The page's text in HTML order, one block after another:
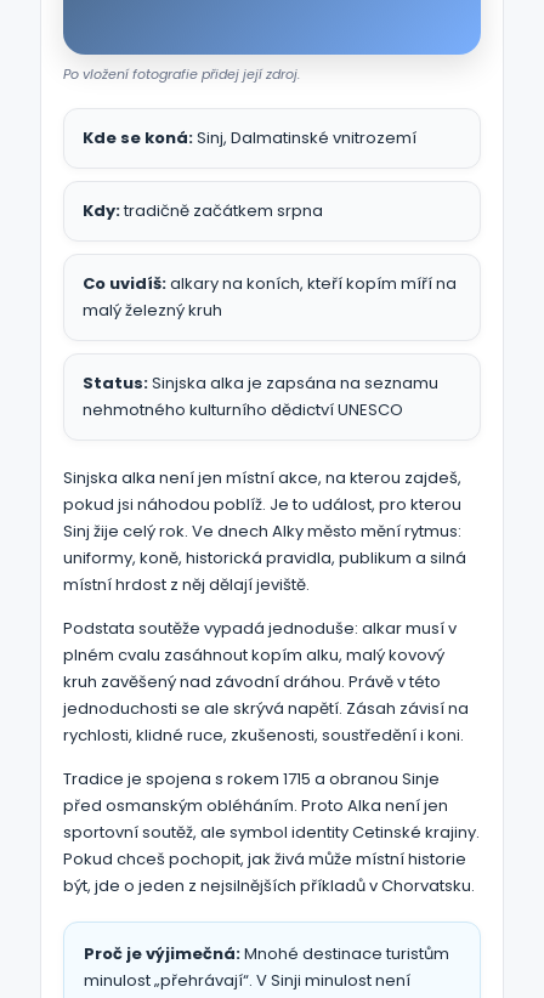
Po vložení fotografie přidej její zdroj.
Kde se koná:Sinj, Dalmatinské vnitrozemí
Kdy:tradičně začátkem srpna
Co uvidíš:alkary na koních, kteří kopím míří na
malý železný kruh
Status:Sinjska alka je zapsána na seznamu
nehmotného kulturního dědictví UNESCO
Sinjska alka není jen místní akce, na kterou zajdeš,
pokud jsi náhodou poblíž. Je to událost, pro kterou
Sinj žije celý rok. Ve dnech Alky město mění rytmus:
uniformy, koně, historická pravidla, publikum a silná
místní hrdost z něj dělají jeviště.
Podstata soutěže vypadá jednoduše: alkar musí v
plném cvalu zasáhnout kopím alku, malý kovový
kruh zavěšený nad závodní dráhou. Právě v této
jednoduchosti se ale skrývá napětí. Zásah závisí na
rychlosti, klidné ruce, zkušenosti, soustředění i koni.
Tradice je spojena s rokem 1715 a obranou Sinje
před osmanským obléháním. Proto Alka není jen
sportovní soutěž, ale symbol identity Cetinské krajiny.
Pokud chceš pochopit, jak živá může místní historie
být, jde o jeden z nejsilnějších příkladů v Chorvatsku.
Proč je výjimečná:Mnohé destinace turistům
minulost „přehrávají“. V Sinji minulost není